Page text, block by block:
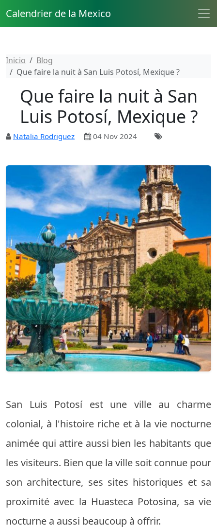
Calendrier de la Mexico
Inicio
Blog
Que faire la nuit à San Luis Potosí, Mexique ?
Que faire la nuit à San
Luis Potosí, Mexique ?
Natalia Rodriguez 04 Nov 2024
San Luis Potosí est une ville au charme
colonial, à l'histoire riche et à la vie nocturne
animée qui attire aussi bien les habitants que
les visiteurs. Bien que la ville soit connue pour
son architecture, ses sites historiques et sa
proximité avec la Huasteca Potosina, sa vie
nocturne a aussi beaucoup à offrir.